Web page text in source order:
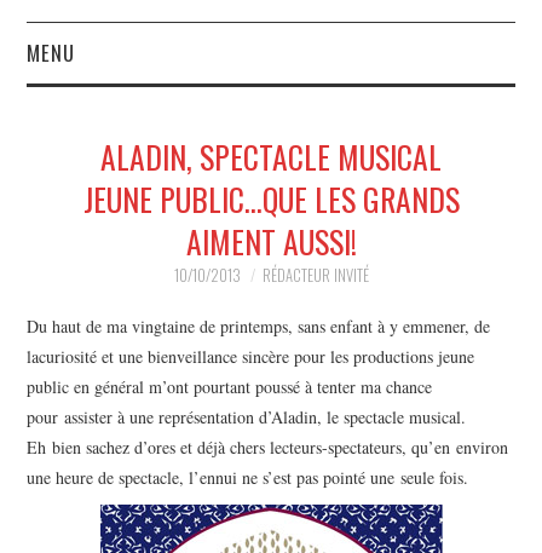
MENU
MUSIQUE
HORS SCÈNE
PROPOSER UN SPECTACLE
ALADIN, SPECTACLE MUSICAL
JEUNE PUBLIC…QUE LES GRANDS
AIMENT AUSSI!
10/10/2013 RÉDACTEUR INVITÉ
Du haut de ma vingtaine de printemps, sans enfant à y emmener, de
lacuriosité et une bienveillance sincère pour les productions jeune
public en général m’ont pourtant poussé à tenter ma chance
pour assister à une représentation d’Aladin, le spectacle musical.
Eh bien sachez d’ores et déjà chers lecteurs-spectateurs, qu’en environ
une heure de spectacle, l’ennui ne s’est pas pointé une seule fois.